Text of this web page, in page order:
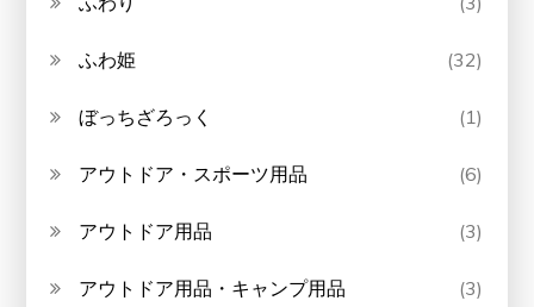
ふわ姫 (32)
ぼっちざろっく (1)
アウトドア・スポーツ用品 (6)
アウトドア用品 (3)
アウトドア用品・キャンプ用品 (3)